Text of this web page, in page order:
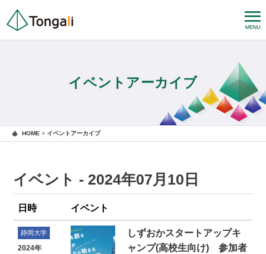
イベントアーカイブ
HOME > イベントアーカイブ
イベント - 2024年07月10日
日時 イベント
静岡大学
2024年
しずおかスタートアップキ
ャンプ(高校生向け) 参加者